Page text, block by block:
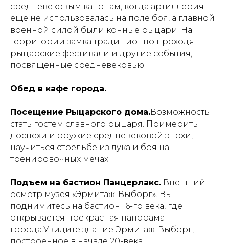
средневековым канонам, когда артиллерия
еще не использовалась на поле боя, а главной
военной силой были конные рыцари. На
территории замка традиционно проходят
рыцарские фестивали и другие события,
посвященные средневековью.
Обед в кафе города.
Посещение Рыцарского дома.Возможность
стать гостем славного рыцаря. Примерить
доспехи и оружие средневековой эпохи,
научиться стрельбе из лука и боя на
тренировочных мечах.
Подъем на бастион Панцерлакс. Внешний
осмотр музея «Эрмитаж-Выборг». Вы
поднимитесь на бастион 16-го века, где
открывается прекрасная панорама
города.Увидите здание Эрмитаж-Выборг,